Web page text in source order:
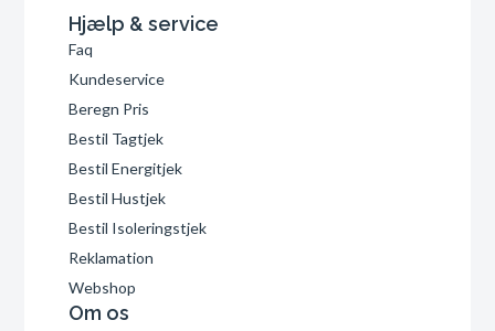
Hjælp & service
Faq
Kundeservice
Beregn Pris
Bestil Tagtjek
Bestil Energitjek
Bestil Hustjek
Bestil Isoleringstjek
Reklamation
Webshop
Om os